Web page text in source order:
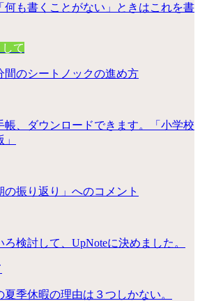
何も書くことがない」ときはこれを書
て
間のシートノックの進め方
帳、ダウンロードできます。「小学校
の振り返り」へのコメント
検討して、UpNoteに決めました。
季休暇の理由は３つしかない。